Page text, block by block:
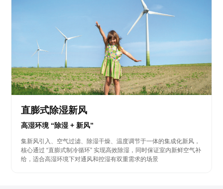
直膨式除湿新风
高湿环境 “除湿 + 新风”
集新风引入、空气过滤、除湿干燥、温度调节于一体的集成化新风，
核心通过 “直膨式制冷循环” 实现高效除湿，同时保证室内新鲜空气补
给，适合高湿环境下对通风和控湿有双重需求的场景